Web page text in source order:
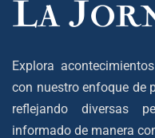
Explora
con nuestro enfoque de
reflejando diversas
informado de manera